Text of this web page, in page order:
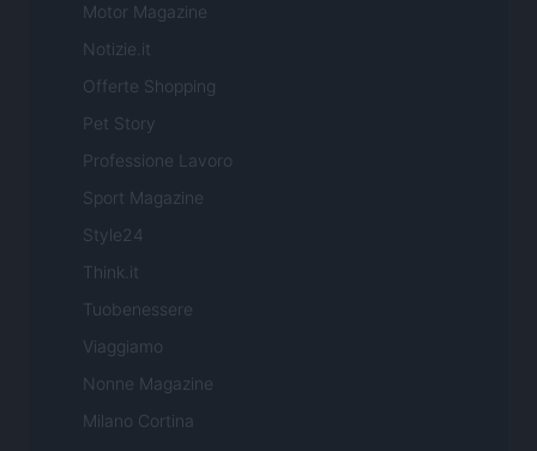
Motor Magazine
Notizie.it
Offerte Shopping
Pet Story
Professione Lavoro
Sport Magazine
Style24
Think.it
Tuobenessere
Viaggiamo
Nonne Magazine
Milano Cortina